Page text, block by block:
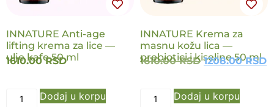
INNATURE Anti-age
lifting krema za lice —
ulje kafe 50 ml
1610.00RSD
Dodaj u korpu
INNATURE Krema za
masnu kožu lica —
prebiotici i kiseline 50 ml
1610.00RSD 1208.00RSD
Dodaj u korpu